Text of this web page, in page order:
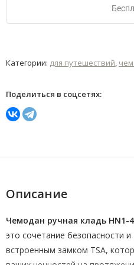
Категории: для путешествий,
Поделиться в соцсетях:
Описание
Чемодан ручная кладь HN1-
это сочетание безопасности
встроенным замком TSA,